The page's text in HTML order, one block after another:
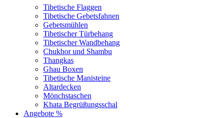
Tibetische Flaggen
Tibetische Gebetsfahnen
Gebetsmühlen
Tibetischer Türbehang
Tibetischer Wandbehang
Chukhor und Shambu
Thangkas
Ghau Boxen
Tibetische Manisteine
Altardecken
Mönchstaschen
Khata Begrüßungsschal
Angebote %